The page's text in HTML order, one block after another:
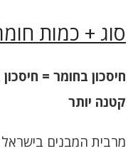
סוג + כמות
חיסכון בחומר =
קטנה יותר
מרבית המבנים בישראל